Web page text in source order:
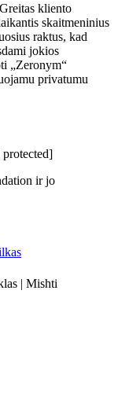
kliento
skaitmeninius
raktus, kad
jokios
„Zeronym“
privatumu
protected]
ir jo
| Mishti